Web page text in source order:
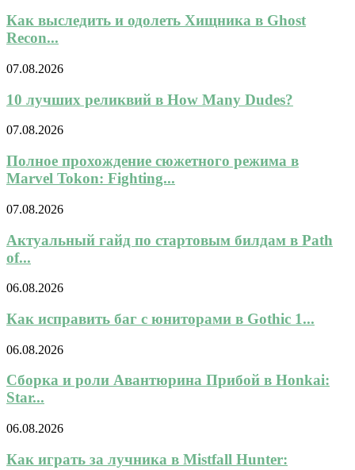
Как выследить и одолеть Хищника в Ghost
Recon...
07.08.2026
10 лучших реликвий в How Many Dudes?
07.08.2026
Полное прохождение сюжетного режима в
Marvel Tokon: Fighting...
07.08.2026
Актуальный гайд по стартовым билдам в Path
of...
06.08.2026
Как исправить баг с юниторами в Gothic 1...
06.08.2026
Сборка и роли Авантюрина Прибой в Honkai:
Star...
06.08.2026
Как играть за лучника в Mistfall Hunter: